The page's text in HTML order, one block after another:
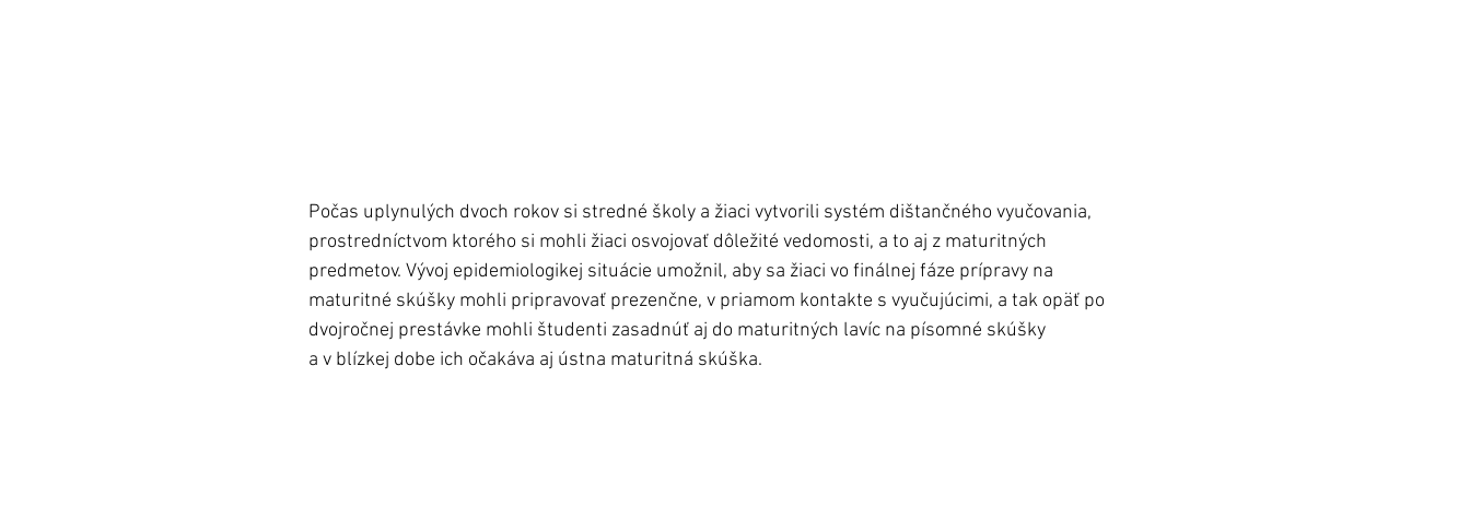
Počas uplynulých dvoch rokov si stredné školy a žiaci vytvorili systém dištančného vyučovania,
prostredníctvom ktorého si mohli žiaci osvojovať dôležité vedomosti, a to aj z maturitných
predmetov. Vývoj epidemiologikej situácie umožnil, aby sa žiaci vo finálnej fáze prípravy na
maturitné skúšky mohli pripravovať prezenčne, v priamom kontakte s vyučujúcimi, a tak opäť po
dvojročnej prestávke mohli študenti zasadnúť aj do maturitných lavíc na písomné skúšky
a v blízkej dobe ich očakáva aj ústna maturitná skúška.